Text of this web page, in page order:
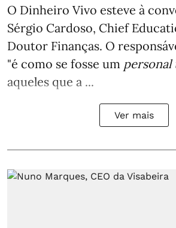
O Dinheiro Vivo esteve à
Sérgio Cardoso, Chief
Doutor Finanças. O
"é como se fosse um
aqueles que a ...
Ver mais